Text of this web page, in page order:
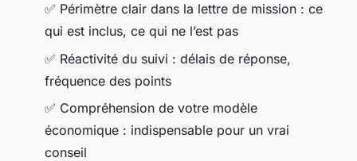
✅ Périmètre clair dans la lettre de mission : ce
qui est inclus, ce qui ne l’est pas
✅ Réactivité du suivi : délais de réponse,
fréquence des points
✅ Compréhension de votre modèle
économique : indispensable pour un vrai
conseil